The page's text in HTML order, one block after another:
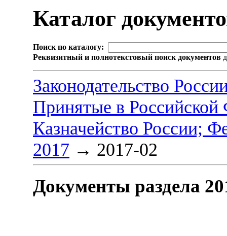
Каталог
Поиск по каталогу:
Реквизитный и полнотекстовый поиск документов
Законодательство
Принятые в Российской
Казначейство России;
2017 → 2017-02
Документы раздела